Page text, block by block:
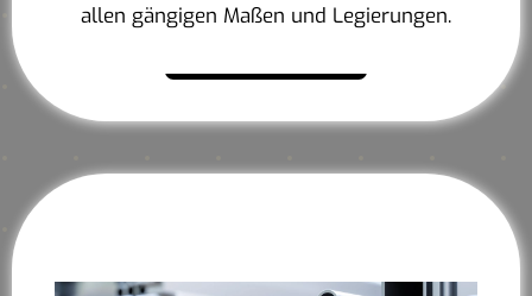
allen gängigen Maßen und Legierungen.